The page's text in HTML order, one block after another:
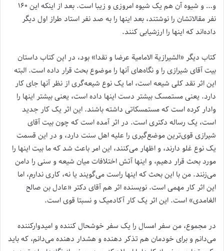
و… و شیوه آن هم یک شیوه امروزی و زیبا است. بعد از اینکه این ۱۶۰
نفر مقالاتشان را نوشتند، بعد اینها را به صد نفر استاد طراز اول دیگر
داده‌اند که اینها را ارزشیابی کنند.
کتاب دیگر «الشیرازیة الامامیة عرضا و نقدا» بود، در این کتاب داستان
بیت آقای شیرازی را و نگاه‌های آنها را موضوع بحث قرار داده است. البته
این اثر نقد کلی شیعه است، اما یک نوع شیعه‌گری از نظر آنها جای کار
دارد. یعنی مستمسک بیشتر دست اینها داده است، یعنی بیشتر اینها را
وادار کرده است که مستمسکاتی داشته باشند. این اثر یک کار جدید
است، یک رساله دکتری است. در اثر آمده است که چون بیت آقای
شیرازی قوی‌ترین موضع‌گیری را علیه اهل سنت دارد، و در این قسمت
یک نوع غلو دارند، و اظهار می‌کنند، این امر باعث شد که ما بیت اینها را
مورد بحث قرار دهیم، و اینها آتش اختلافات میان شیعه و سنی را دامن
می‌زنند. من با این بحث که اینها راست می‌گویند یا نه، کاری ندارم، اما
این اثر کار مهمی است. نویسنده اثر هم آقای دکتر «عادل بن صالح
الغامدی» است. این اثر یک کار آکادمیک و نسبتا قوی است.
در مجموع، من سفر امسال را یک سفر خوشحال کننده و امیدوارکننده
می‌دانم و برای خودمان هم تذکر دهنده و هشدار دهنده می‌دانم، که باید